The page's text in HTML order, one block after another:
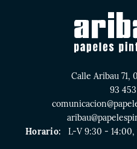
Calle Aribau 71,
93
Horario:
L-V 9:30 - 14:00,